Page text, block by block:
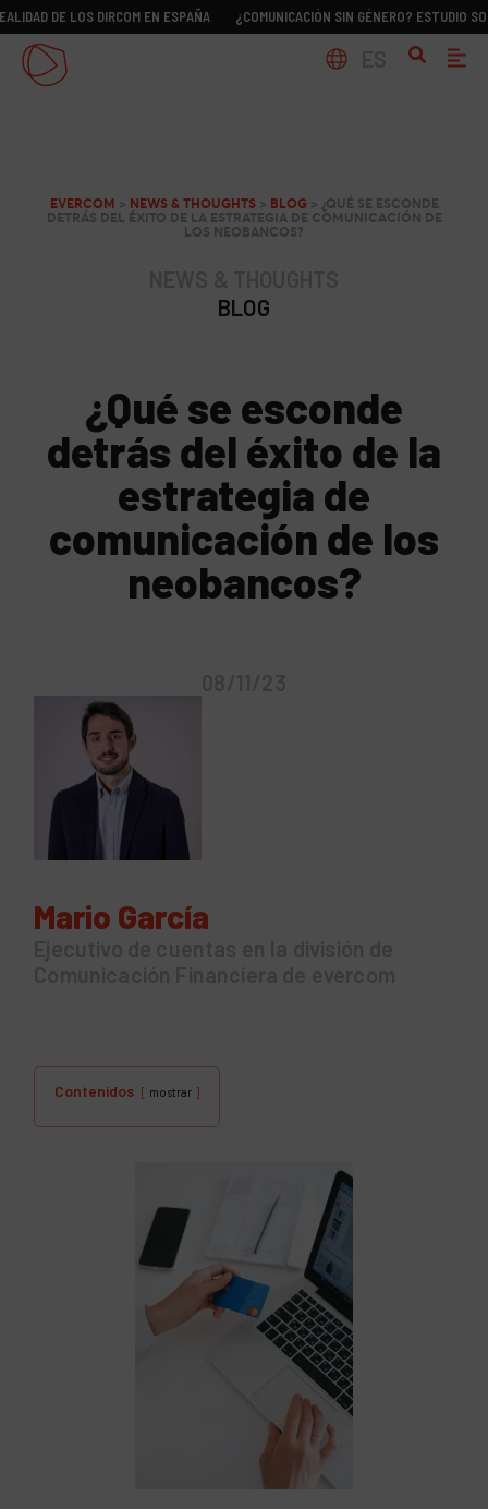
LOS DIRCOM EN ESPAÑA ¿COMUNICACIÓN SIN GÉNERO? ESTUDIO SOBRE LA
EVERCOM > NEWS & THOUGHTS> BLOG > ¿QUÉ SE ESCONDE
DETRÁS DEL ÉXITO DE LA ESTRATEGIA DE COMUNICACIÓN DE
LOS NEOBANCOS?
BLOG
¿Qué se esconde
detrás del éxito de la
estrategia de
comunicación de los
neobancos?
Mario García
Contenidos mostrar